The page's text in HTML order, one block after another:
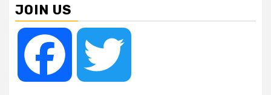
JOIN US
Facebook